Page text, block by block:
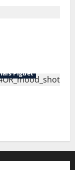
Piguet